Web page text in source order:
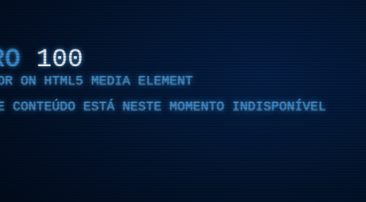
100
ON HTML5 MEDIA ELEMENT
CONTEÚDO ESTÁ NESTE MOMENTO INDISPONÍVEL